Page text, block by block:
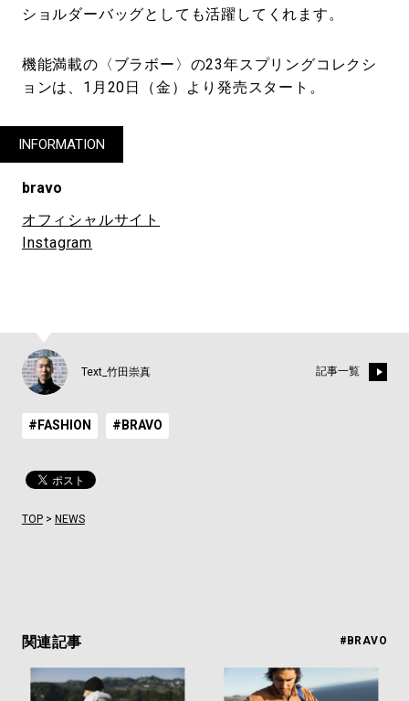
ショルダーバッグとしても活躍してくれます。
機能満載の〈ブラボー〉の23年スプリングコレクシ
ョンは、1月20日（金）より発売スタート。
INFORMATION
bravo
オフィシャルサイト
Instagram
Text_竹田崇真 記事一覧
#FASHION #BRAVO
TOP> NEWS
関連記事 #BRAVO